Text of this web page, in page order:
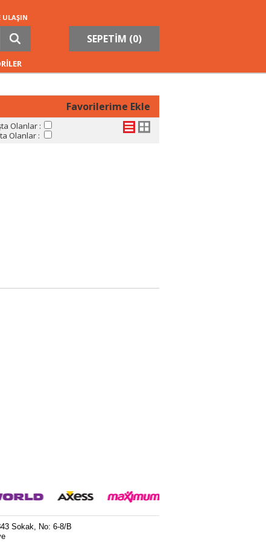
ULAŞIN
SEPETİM (0)
Favorilerime Ekle
Olanlar :
Olanlar :
Sokak, No: 6-8/B